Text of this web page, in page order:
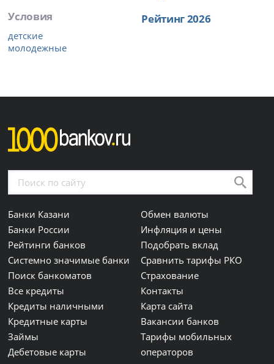
Условия
детские
молодежные
Рейтинг 2026
Банки Казани
Банки России
Рейтинги банков
Системно значимые банки
Поиск банкоматов
Все кредиты
Кредиты наличными
Кредитные карты
Займы
Дебетовые карты
Обмен валюты
Инфляция и цены
Подобрать вклад
Сравнить тарифы РКО
Страхование
Контакты
Карта сайта
Вакансии банков
Тарифы мобильных
операторов